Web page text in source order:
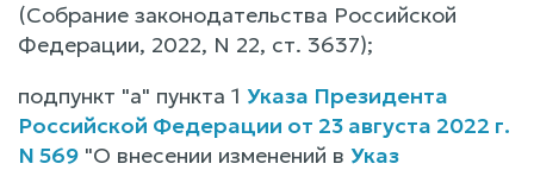
(Собрание законодательства Российской
Федерации, 2022, N 22, ст. 3637);
подпункт "а" пункта 1 Указа Президента
Российской Федерации от 23 августа 2022 г.
N 569 "О внесении изменений в Указ